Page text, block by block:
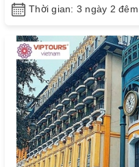
Thời gian: 3 ngày 2 đêm